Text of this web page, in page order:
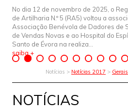
No dia 12 de novembro de 2025, o
de Artilharia N.º 5 (RA5) voltou a
Associação Benévola de Dadores de
de Vendas Novas e ao Hospital do
Santo de Évora na realiza...
saiba +
Notícias > Notícias 2017 > Gerais
NOTÍCIAS